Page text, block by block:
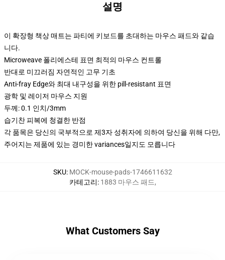
설명
이 확장형 책상 매트는 파티에 키보드를 초대하는 마우스 패드와 같습
니다.
Microweave 폴리에스테 표면 최적의 마우스 컨트롤
반대로 미끄러짐 자연적인 고무 기초
Anti-fray Edge와 최대 내구성을 위한 pill-resistant 표면
광학 및 레이저 마우스 지원
두께: 0.1 인치/3mm
습기찬 피복에 청결한 반점
각 품목은 당신의 국부적으로 제3자 성취자에 의하여 당신을 위해 다만,
주어지는 제품에 있는 경미한 variances일지도 모릅니다
SKU: MOCK-mouse-pads-1746611632
카테고리: 1883 마우스 패드,
What Customers Say